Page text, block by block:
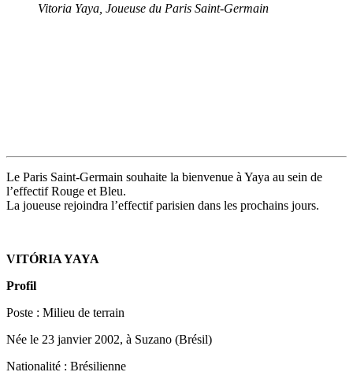
Vitoria Yaya, Joueuse du Paris Saint-Germain
Le Paris Saint-Germain souhaite la bienvenue à Yaya au sein de
l’effectif Rouge et Bleu.
La joueuse rejoindra l’effectif parisien dans les prochains jours.
VITÓRIA YAYA
Profil
Poste : Milieu de terrain
Née le 23 janvier 2002, à Suzano (Brésil)
Nationalité : Brésilienne